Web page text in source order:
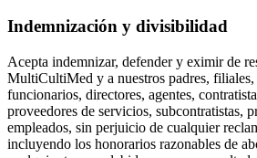
Indemnización y divisibilidad
Acepta indemnizar, defender y eximir de
MultiCultiMed y a nuestros padres, filiales,
funcionarios, directores, agentes,
proveedores de servicios, subcontratistas,
empleados, sin perjuicio de cualquier
incluyendo los honorarios razonables de